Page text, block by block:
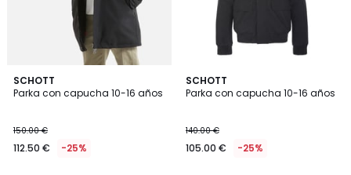
SCHOTT
Parka con capucha 10-16 años
150.00 €
112.50 € -25%
5
/
3
Colores
SCHOTT
Parka con capucha 10-16 años
140.00 €
105.00 € -25%
5
/
2
Colores